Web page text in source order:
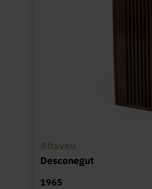
Altaveu
Desconegut
1965